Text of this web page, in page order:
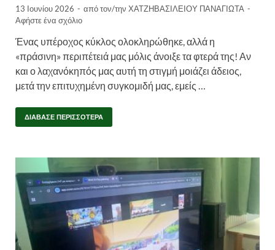
13 Ιουνίου 2026 - από τον/την ΧΑΤΖΗΒΑΣΙΛΕΙΟΥ ΠΑΝΑΓΙΩΤΑ -
Αφήστε ένα σχόλιο
Ένας υπέροχος κύκλος ολοκληρώθηκε, αλλά η
«πράσινη» περιπέτειά μας μόλις άνοιξε τα φτερά της! Αν
και ο λαχανόκηπός μας αυτή τη στιγμή μοιάζει άδειος,
μετά την επιτυχημένη συγκομιδή μας, εμείς …
ΔΙΆΒΑΣΕ ΠΕΡΙΣΣΌΤΕΡΑ